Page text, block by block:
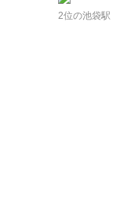
2位の池袋駅